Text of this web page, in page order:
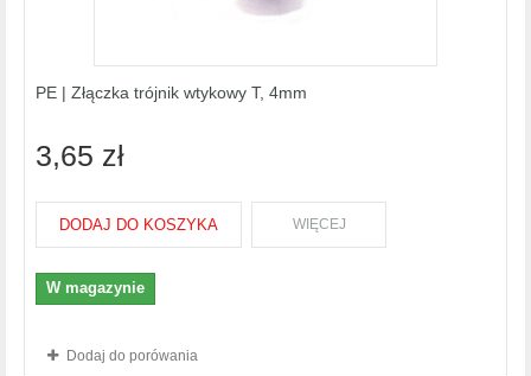
PE | Złączka trójnik wtykowy T, 4mm
3,65 zł
DODAJ DO KOSZYKA WIĘCEJ
W magazynie
Dodaj do porówania